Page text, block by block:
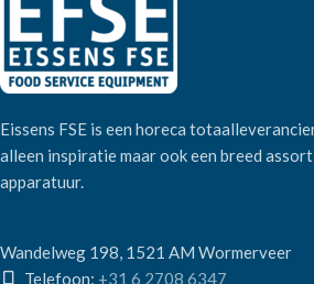
Eissens FSE is een horeca
alleen inspiratie maar ook een breed
apparatuur.
Wandelweg 198, 1521 AM Wormerveer
Telefoon: +31 6 2708 6347